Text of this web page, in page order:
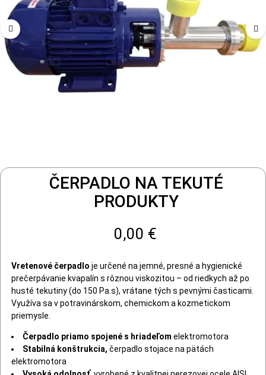
ČERPADLO NA TEKUTÉ
PRODUKTY
0,00 €
Vretenové čerpadlo je určené na jemné, presné a hygienické
prečerpávanie kvapalín s rôznou viskozitou – od riedkych až po
husté tekutiny (do 150 Pa.s), vrátane tých s pevnými časticami.
Využíva sa v potravinárskom, chemickom a kozmetickom
priemysle.
Čerpadlo priamo spojené s hriadeľom elektromotora
Stabilná konštrukcia, čerpadlo stojace na pätách
elektromotora